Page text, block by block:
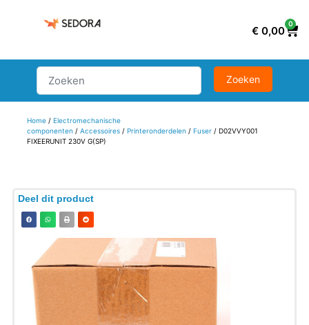
€ 0,00
0
Home/ Electromechanische
componenten / Accessoires/ Printeronderdelen / Fuser/ D02VVY001
FIXEERUNIT 230V G(SP)
Deel dit product